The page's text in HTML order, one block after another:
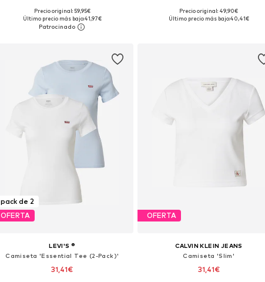
Tallas disponibles: S, M, L, XL
Añadir a la cesta
Precio original: 59,95€
Último precio más bajo:41,97€
Tallas disponibles: XS, S, M, L, XL, XXL
Precio original: 49,90€
Último precio más bajo:40,41€
pack de 2
OFERTA
LEVI'S ®
Camiseta 'Essential Tee (2-Pack)'
31,41€
OFERTA
CALVIN KLEIN JEANS
Camiseta 'Slim'
31,41€